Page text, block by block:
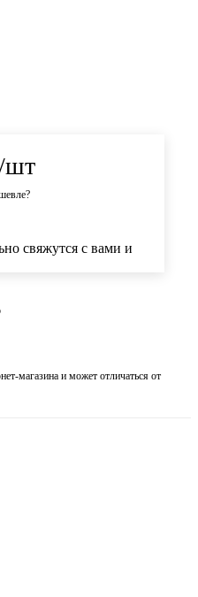
шт
свяжутся с вами и
магазина и может отличаться от